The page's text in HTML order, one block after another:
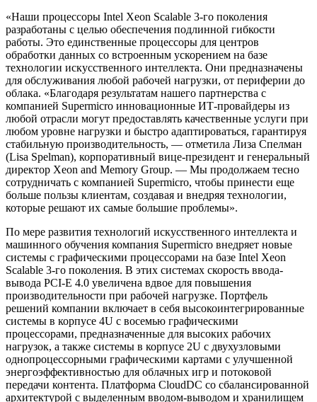
«Наши процессоры Intel Xeon Scalable 3-го поколения
разработаны с целью обеспечения подлинной гибкости
работы. Это единственные процессоры для центров
обработки данных со встроенным ускорением на базе
технологии искусственного интеллекта. Они предназначены
для обслуживания любой рабочей нагрузки, от периферии до
облака. «Благодаря результатам нашего партнерства с
компанией Supermicro инновационные ИТ-провайдеры из
любой отрасли могут предоставлять качественные услуги при
любом уровне нагрузки и быстро адаптироваться, гарантируя
стабильную производительность, — отметила Лиза Спелман
(Lisa Spelman), корпоративный вице-президент и генеральный
директор Xeon and Memory Group. — Мы продолжаем тесно
сотрудничать с компанией Supermicro, чтобы принести еще
больше пользы клиентам, создавая и внедряя технологии,
которые решают их самые большие проблемы».
По мере развития технологий искусственного интеллекта и
машинного обучения компания Supermicro внедряет новые
системы с графическими процессорами на базе Intel Xeon
Scalable 3-го поколения. В этих системах скорость ввода-
вывода PCI-E 4.0 увеличена вдвое для повышения
производительности при рабочей нагрузке. Портфель
решений компании включает в себя высокоинтегрированные
системы в корпусе 4U с восемью графическими
процессорами, предназначенные для высоких рабочих
нагрузок, а также системы в корпусе 2U с двухузловыми
однопроцессорными графическими картами с улучшенной
энергоэффективностью для облачных игр и потоковой
передачи контента. Платформа CloudDC со сбалансированной
архитектурой с выделенным вводом-выводом и хранилищем